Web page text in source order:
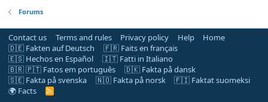
Forums
Contact us Terms and rules Privacy policy Help
Home
🇩🇪 Fakten auf Deutsch
🇫🇷 Faits en français
🇪🇸 Hechos en Español
🇮🇹 Fatti in Italiano
🇧🇷 🇵🇹 Fatos em português
🇩🇰 Fakta på dansk
🇸🇪 Fakta på svenska
🇳🇴 Fakta på norsk
🇫🇮 Faktat suomeksi
🌍 Facts
R